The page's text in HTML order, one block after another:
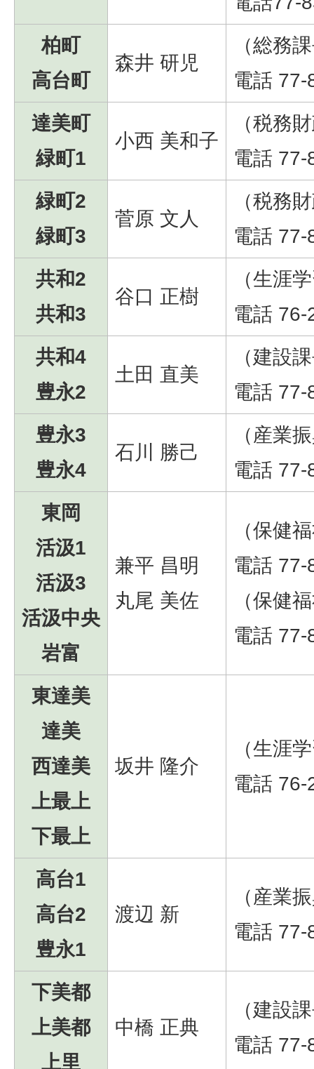
柏町
高台町
森井 研児
（総務
電話 77-
達美町
緑町1
小西 美和子
（税務
電話 77-
緑町2
緑町3
菅原 文人
（税務
電話 77-
共和2
共和3
谷口 正樹
（生涯
電話 76-
共和4
豊永2
土田 直美
（建設
電話 77-
豊永3
豊永4
石川 勝己
（産業
電話 77-
東岡
活汲1
活汲3
活汲中央
岩富
兼平 昌明
丸尾 美佐
（保健
電話 77-
（保健
電話 77-
東達美
達美
西達美
上最上
下最上
坂井 隆介
（生涯
電話 76-
高台1
高台2
豊永1
渡辺 新
（産業
電話 77-
下美都
上美都
上里
中橋 正典
（建設
電話 77-